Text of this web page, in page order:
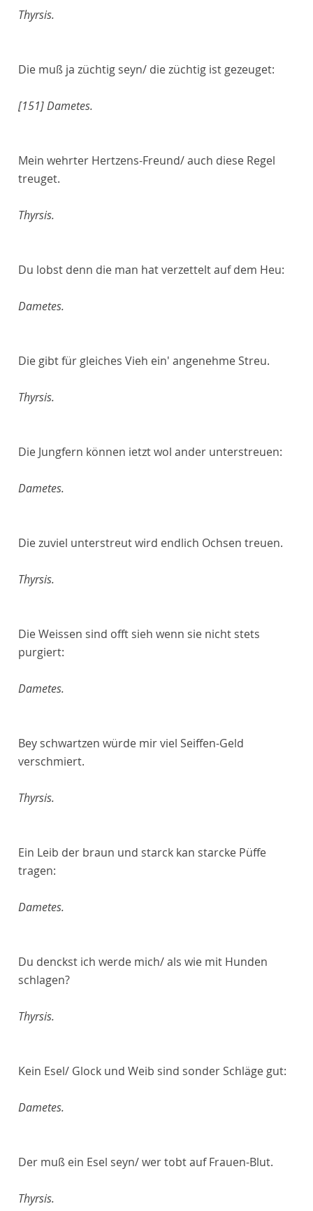
Thyrsis.
Die muß ja züchtig seyn/ die züchtig ist gezeuget:
[151]Dametes.
Mein wehrter Hertzens-Freund/ auch diese Regel
treuget.
Thyrsis.
Du lobst denn die man hat verzettelt auf dem Heu:
Dametes.
Die gibt für gleiches Vieh ein' angenehme Streu.
Thyrsis.
Die Jungfern können ietzt wol ander unterstreuen:
Dametes.
Die zuviel unterstreut wird endlich Ochsen treuen.
Thyrsis.
Die Weissen sind offt sieh wenn sie nicht stets
purgiert:
Dametes.
Bey schwartzen würde mir viel Seiffen-Geld
verschmiert.
Thyrsis.
Ein Leib der braun und starck kan starcke Püffe
tragen:
Dametes.
Du denckst ich werde mich/ als wie mit Hunden
schlagen?
Thyrsis.
Kein Esel/ Glock und Weib sind sonder Schläge gut:
Dametes.
Der muß ein Esel seyn/ wer tobt auf Frauen-Blut.
Thyrsis.